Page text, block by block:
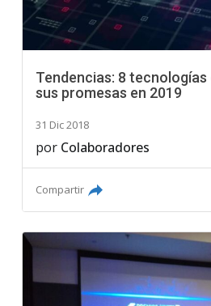
Tendencias: 8 tecnologías
sus promesas en 2019
31 Dic 2018
por Colaboradores
Compartir